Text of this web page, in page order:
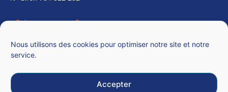
Nous utilisons des cookies pour optimiser notre site et notre
service.
Accepter
Qui sommes-nous ?